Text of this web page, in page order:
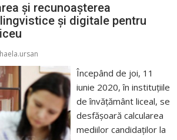
şi recunoaşterea
şi digitale pentru
Începând de joi, 11
iunie 2020, în instituţiile
de învăţământ liceal, se
desfăşoară calcularea
mediilor candidaţilor la